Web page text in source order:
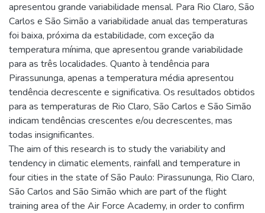
apresentou grande variabilidade mensal. Para Rio Claro, São
Carlos e São Simão a variabilidade anual das temperaturas
foi baixa, próxima da estabilidade, com exceção da
temperatura mínima, que apresentou grande variabilidade
para as três localidades. Quanto à tendência para
Pirassununga, apenas a temperatura média apresentou
tendência decrescente e significativa. Os resultados obtidos
para as temperaturas de Rio Claro, São Carlos e São Simão
indicam tendências crescentes e/ou decrescentes, mas
todas insignificantes.
The aim of this research is to study the variability and
tendency in climatic elements, rainfall and temperature in
four cities in the state of São Paulo: Pirassununga, Rio Claro,
São Carlos and São Simão which are part of the flight
training area of the Air Force Academy, in order to confirm